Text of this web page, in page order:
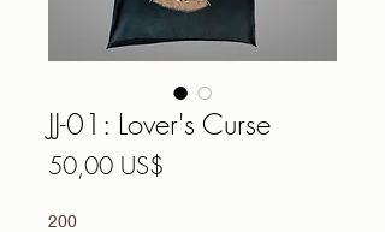
JJ-01: Lover's Curse
50,00 US$
200